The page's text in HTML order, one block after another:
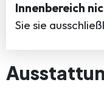
Innenbereich
Sie sie